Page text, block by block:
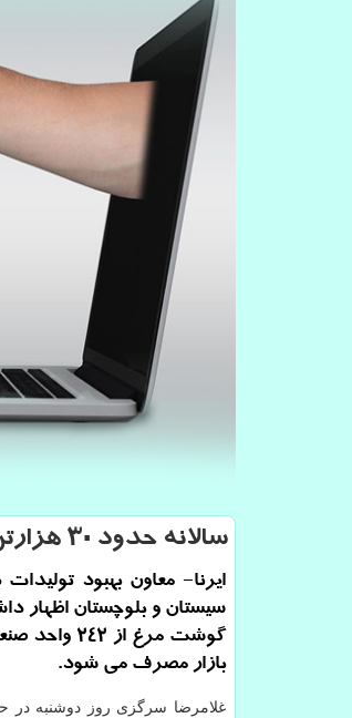
سالانه حدود ۳۰ هزارتن گوشت مرغ در سیستان و بلوچستان تولید می شود
ایرنا- معاون بهبود
گوشت مرغ از
بازار مصرف می شود.
غلامرضا سرگزی روز دوشنبه در